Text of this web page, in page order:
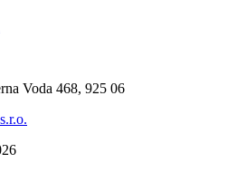
Voda 468, 925 06